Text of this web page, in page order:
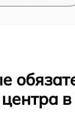
центра